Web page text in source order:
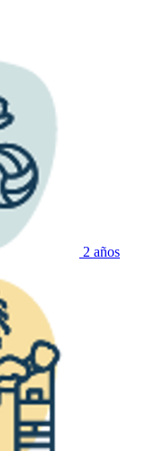
2 años